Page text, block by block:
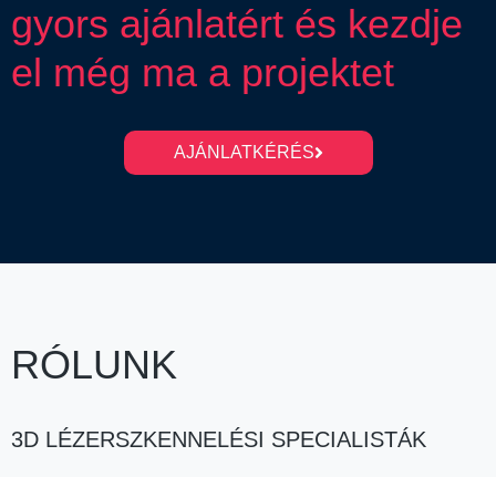
gyors ajánlatért és kezdje
el még ma a projektet
AJÁNLATKÉRÉS
RÓLUNK
3D LÉZERSZKENNELÉSI SPECIALISTÁK